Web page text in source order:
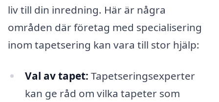
liv till din inredning. Här är några
områden där företag med specialisering
inom tapetsering kan vara till stor hjälp:
Val av tapet: Tapetseringsexperter
kan ge råd om vilka tapeter som